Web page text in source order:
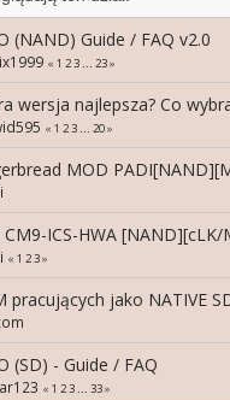
(NAND) Guide / FAQ v2.0
«1 23...23»
wersja najlepsza? Co
«1 23...20»
MOD
ICS-HWA [NAND][cLK/
«1 23»
pracujących jako NATIVE
(SD) - Guide / FAQ
«1 23...33»